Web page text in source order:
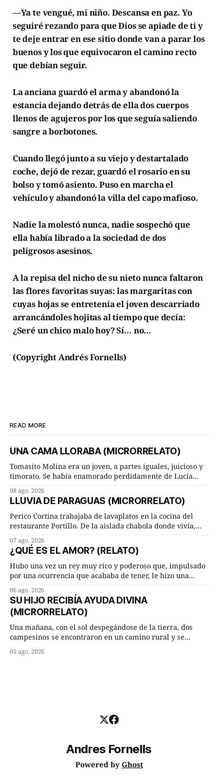
—Ya te vengué, mi niño. Descansa en paz. Yo
seguiré rezando para que Dios se apiade de ti y
te deje entrar en ese sitio donde van a parar los
buenos y los que equivocaron el camino recto
que debían seguir.
La anciana guardó el arma y abandonó la
estancia dejando detrás de ella dos cuerpos
llenos de agujeros por los que seguía saliendo
sangre a borbotones.
Cuando llegó junto a su viejo y destartalado
coche, dejó de rezar, guardó el rosario en su
bolso y tomó asiento. Puso en marcha el
vehículo y abandonó la villa del capo mafioso.
Nadie la molestó nunca, nadie sospechó que
ella había librado a la sociedad de dos
peligrosos asesinos.
A la repisa del nicho de su nieto nunca faltaron
las flores favoritas suyas: las margaritas con
cuyas hojas se entretenía el joven descarriado
arrancándoles hojitas al tiempo que decía:
¿Seré un chico malo hoy? Sí… no…
(Copyright Andrés Fornells)
READ MORE
UNA CAMA LLORABA (MICRORRELATO)
Tomasito Molina era un joven, a partes iguales, juicioso y
timorato. Se había enamorado perdidamente de Lucía
ambos les iba de maravilla. Pero mantenían absoluta
discrepancia en un deseo ineluctable por parte de ella.
Lucía Arriate quería que ellos
08 ago. 2026
LLUVIA DE PARAGUAS (MICRORRELATO)
Perico Cortina trabajaba de lavaplatos en la cocina del
restaurante Portillo. De la aislada chabola donde vivía,
cuarto de hora andando a buen paso. Cierta noche,
terminada su jornada laboral caminaba él hacía su mísera
morada cundo comenzó a llover
07 ago. 2026
¿QUÉ ES EL AMOR? (RELATO)
Hubo una vez un rey muy rico y poderoso que, impulsado
por una ocurrencia que acababa de tener, le hizo una
Dime, hombre sabio, ¿qué es el amor según tú? Su
consejero, que era muy prudente y astuto le respondió de
inmediato:
06 ago. 2026
SU HIJO RECIBÍA AYUDA DIVINA
(MICRORRELATO)
Una mañana, con el sol despegándose de la tierra, dos
campesinos se encontraron en un camino rural y se
remolachas, Manuel? —quiso saber uno. —Eso acabo de
05 ago. 2026
Andres Fornells
Powered by Ghost